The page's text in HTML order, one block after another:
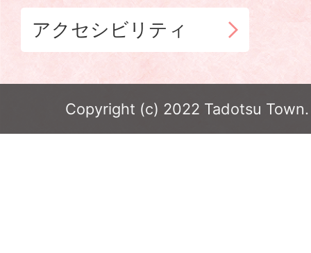
アクセシビリティ
Copyright (c) 2022 Tadotsu